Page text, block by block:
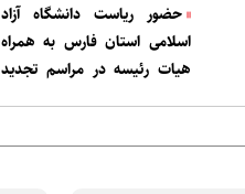
حضور ریاست دانشگاه آزاد
اسلامی استان فارس به همراه
هیات رئیسه در مراسم تجدید